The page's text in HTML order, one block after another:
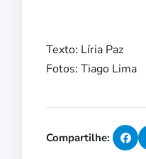
Texto: Líria Paz
Fotos: Tiago Lima
Compartilhe: